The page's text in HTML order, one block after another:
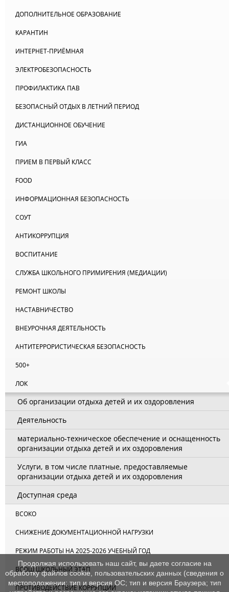
ДОПОЛНИТЕЛЬНОЕ ОБРАЗОВАНИЕ
КАРАНТИН
ИНТЕРНЕТ-ПРИЁМНАЯ
ЭЛЕКТРОБЕЗОПАСНОСТЬ
ПРОФИЛАКТИКА ПАВ
БЕЗОПАСНЫЙ ОТДЫХ В ЛЕТНИЙ ПЕРИОД
ДИСТАНЦИОННОЕ ОБУЧЕНИЕ
ГИА
ПРИЕМ В ПЕРВЫЙ КЛАСС
FOOD
ИНФОРМАЦИОННАЯ БЕЗОПАСНОСТЬ
СОУТ
АНТИКОРРУПЦИЯ
ВОСПИТАНИЕ
СЛУЖБА ШКОЛЬНОГО ПРИМИРЕНИЯ (МЕДИАЦИИ)
РЕМОНТ ШКОЛЫ
НАСТАВНИЧЕСТВО
ВНЕУРОЧНАЯ ДЕЯТЕЛЬНОСТЬ
АНТИТЕРРОРИСТИЧЕСКАЯ БЕЗОПАСНОСТЬ
500+
ЛОК
Об организации отдыха детей и их оздоровления
Деятельность
материально-техническое обеспечение и оснащенность
организации отдыха детей и их оздоровления
Услуги, в том числе платные, предоставляемые
организации отдыха детей и их оздоровления
Доступная среда
ВСОКО
СНИЖЕНИЕ ДОКУМЕНТАЦИОННОЙ НАГРУЗКИ
РЕЖИМ РАБОТЫ НА 2025-2026 УЧЕБНЫЙ ГОД
ВСОШ ШКОЛЬНЫЙ ЭТАП
ПРОТИВОДЕЙСТВИЕ КОРРУПЦИИ
Продолжая использовать наш сайт, вы даете согласие на
обработку файлов cookie, пользовательских данных (сведения о
местоположении; тип и версия ОС; тип и версия Браузера; тип